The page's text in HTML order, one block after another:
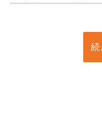
続